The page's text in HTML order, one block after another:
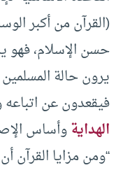
(القرآن من أكبر
حسن الإسلام، فهو
يرون حالة
فيقعدون عن اتباعه
الهدايةوأساس
“ومن مزايا القرآن